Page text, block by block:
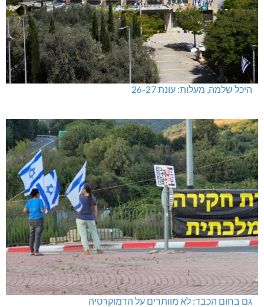
היכל שלמה, מעלות: עונת 26-27